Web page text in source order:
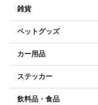
雑貨
ペットグッズ
カー用品
ステッカー
飲料品・食品